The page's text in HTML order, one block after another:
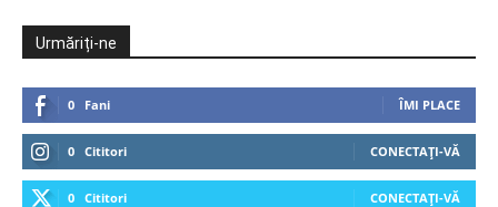
Urmăriți-ne
0 Fani ÎMI PLACE
0 Cititori CONECTAȚI-VĂ
0 Cititori CONECTAȚI-VĂ